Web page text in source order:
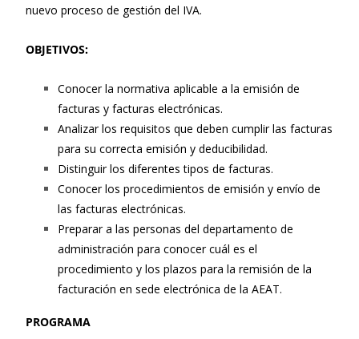
nuevo proceso de gestión del IVA.
OBJETIVOS:
Conocer la normativa aplicable a la emisión de
facturas y facturas electrónicas.
Analizar los requisitos que deben cumplir las facturas
para su correcta emisión y deducibilidad.
Distinguir los diferentes tipos de facturas.
Conocer los procedimientos de emisión y envío de
las facturas electrónicas.
Preparar a las personas del departamento de
administración para conocer cuál es el
procedimiento y los plazos para la remisión de la
facturación en sede electrónica de la AEAT.
PROGRAMA